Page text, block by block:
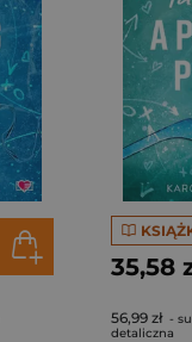
35,58
56,99 zł -
detaliczna